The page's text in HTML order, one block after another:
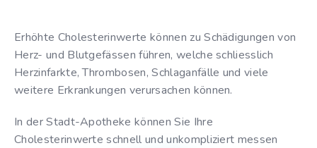
Erhöhte Cholesterinwerte können zu Schädigungen von
Herz- und Blutgefässen führen, welche schliesslich
Herzinfarkte, Thrombosen, Schlaganfälle und viele
weitere Erkrankungen verursachen können.
In der Stadt-Apotheke können Sie Ihre
Cholesterinwerte schnell und unkompliziert messen